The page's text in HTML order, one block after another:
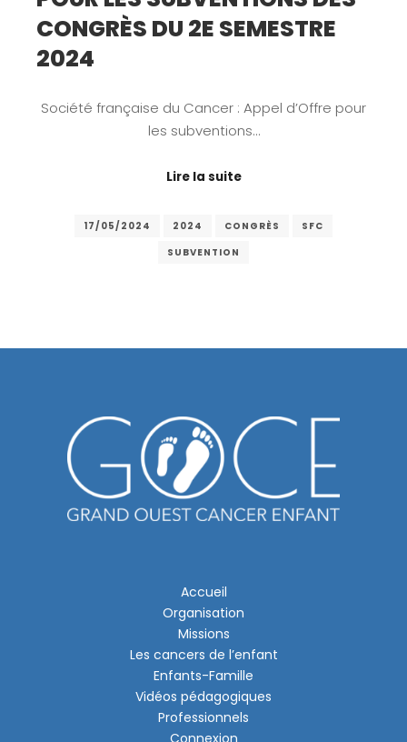
CONGRÈS DU 2E SEMESTRE
2024
Société française du Cancer : Appel d’Offre pour
les subventions…
Lire la suite
17/05/2024 2024 CONGRÈS
SFC
SUBVENTION
Accueil
Organisation
Missions
Les cancers de l’enfant
Enfants-Famille
Vidéos pédagogiques
Professionnels